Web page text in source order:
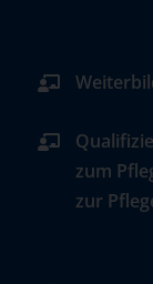
zum
zur